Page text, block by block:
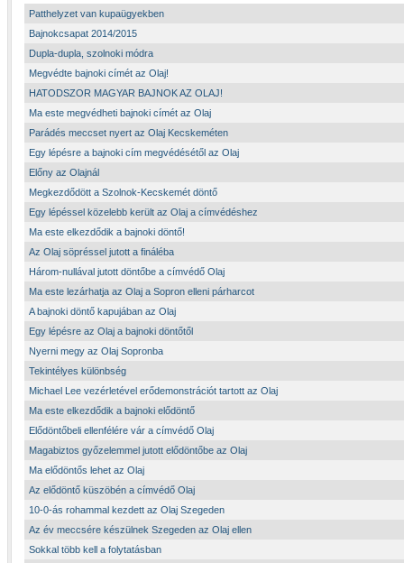
Patthelyzet van kupaügyekben
Bajnokcsapat 2014/2015
Dupla-dupla, szolnoki módra
Megvédte bajnoki címét az Olaj!
HATODSZOR MAGYAR BAJNOK AZ OLAJ!
Ma este megvédheti bajnoki címét az Olaj
Parádés meccset nyert az Olaj Kecskeméten
Egy lépésre a bajnoki cím megvédésétől az Olaj
Előny az Olajnál
Megkezdődött a Szolnok-Kecskemét döntő
Egy lépéssel közelebb került az Olaj a címvédéshez
Ma este elkezdődik a bajnoki döntő!
Az Olaj söpréssel jutott a fináléba
Három-nullával jutott döntőbe a címvédő Olaj
Ma este lezárhatja az Olaj a Sopron elleni párharcot
A bajnoki döntő kapujában az Olaj
Egy lépésre az Olaj a bajnoki döntőtől
Nyerni megy az Olaj Sopronba
Tekintélyes különbség
Michael Lee vezérletével erődemonstrációt tartott az Olaj
Ma este elkezdődik a bajnoki elődöntő
Elődöntőbeli ellenfélére vár a címvédő Olaj
Magabiztos győzelemmel jutott elődöntőbe az Olaj
Ma elődöntős lehet az Olaj
Az elődöntő küszöbén a címvédő Olaj
10-0-ás rohammal kezdett az Olaj Szegeden
Az év meccsére készülnek Szegeden az Olaj ellen
Sokkal több kell a folytatásban